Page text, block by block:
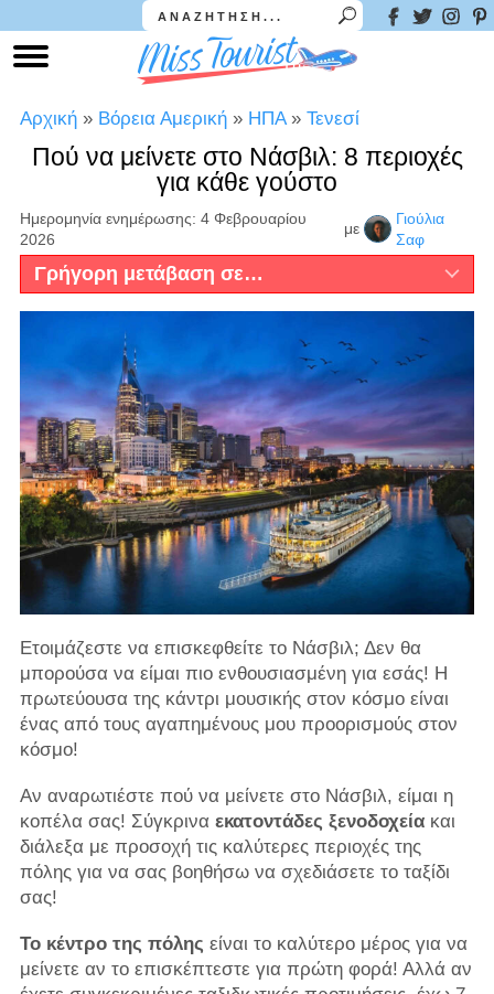
Αρχική » Βόρεια Αμερική » ΗΠΑ » Τενεσί
Πού να μείνετε στο Νάσβιλ: 8 περιοχές
για κάθε γούστο
Ημερομηνία ενημέρωσης: 4 Φεβρουαρίου
2026
με
Γιούλια
Σαφ
Γρήγορη μετάβαση σε…
Ετοιμάζεστε να επισκεφθείτε το Νάσβιλ; Δεν θα
μπορούσα να είμαι πιο ενθουσιασμένη για εσάς! Η
πρωτεύουσα της κάντρι μουσικής στον κόσμο είναι
ένας από τους αγαπημένους μου προορισμούς στον
κόσμο!
Αν αναρωτιέστε πού να μείνετε στο Νάσβιλ, είμαι η
κοπέλα σας! Σύγκρινα εκατοντάδες ξενοδοχείακαι
διάλεξα με προσοχή τις καλύτερες περιοχές της
πόλης για να σας βοηθήσω να σχεδιάσετε το ταξίδι
σας!
Το κέντρο της πόλης είναι το καλύτερο μέρος για να
μείνετε αν το επισκέπτεστε για πρώτη φορά! Αλλά αν